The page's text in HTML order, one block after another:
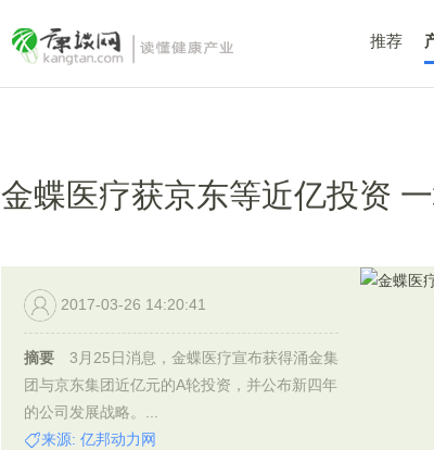
推荐
金蝶医疗获京东等近亿投资
2017-03-26 14:20:41
摘要
3月25日消息，金蝶医疗宣布获得涌金集
团与京东集团近亿元的A轮投资，并公布新四年
的公司发展战略。...
来源: 亿邦动力网